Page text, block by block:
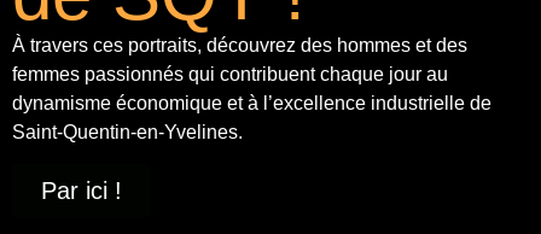
À travers ces portraits, découvrez des hommes et des
femmes passionnés qui contribuent chaque jour au
dynamisme économique et à l’excellence industrielle de
Saint-Quentin-en-Yvelines.
Par ici !